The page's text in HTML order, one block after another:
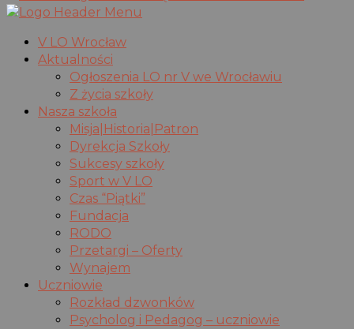
V LO Wrocław
Aktualności
Ogłoszenia LO nr V we Wrocławiu
Z życia szkoły
Nasza szkoła
Misja|Historia|Patron
Dyrekcja Szkoły
Sukcesy szkoły
Sport w V LO
Czas “Piątki”
Fundacja
RODO
Przetargi – Oferty
Wynajem
Uczniowie
Rozkład dzwonków
Psycholog i Pedagog – uczniowie